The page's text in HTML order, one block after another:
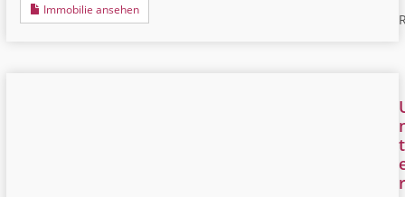
Immobilie ansehen
t
r